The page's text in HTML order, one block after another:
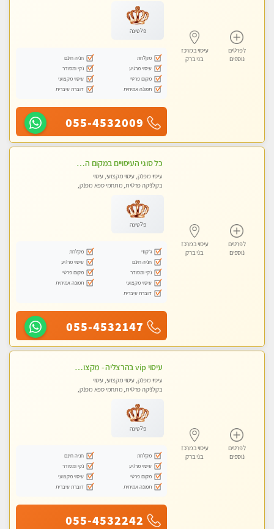
לפרטים
נוספים
עיסוי במרכז
בני ברק
פלטינה
מקלחת
חניה חינם
עיסוי מרגיע
נקי ומסודר
מקום פרטי
עיסוי מקצועי
תמונה אמיתית
דוברת עיברית
055-4532009
לפרטים
נוספים
עיסוי במרכז
בני ברק
כל סוגי העיסויים במקום הכי מושלם בעיר- בחולון
עיסוי מפנק, עיסוי מקצועי, עיסוי
בקלניקה פרטית, מתחמי ספא מפנק,
פלטינה
ג'קוזי
מקלחת
חניה חינם
עיסוי מרגיע
נקי ומסודר
מקום פרטי
עיסוי מקצועי
תמונה אמיתית
דוברת עיברית
055-4532147
לפרטים
נוספים
עיסוי במרכז
בני ברק
עיסוי vip בהרצליה - מקצועי ומפנק ומיוחד
עיסוי מפנק, עיסוי מקצועי, עיסוי
בקלניקה פרטית, מתחמי ספא מפנק,
פלטינה
מקלחת
חניה חינם
עיסוי מרגיע
נקי ומסודר
מקום פרטי
עיסוי מקצועי
תמונה אמיתית
דוברת עיברית
055-4532242